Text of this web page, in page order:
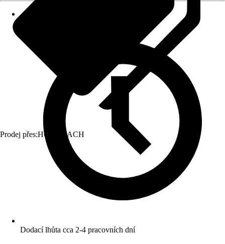
Prodej přes:HORNBACH
Dodací lhůta cca 2-4 pracovních dní